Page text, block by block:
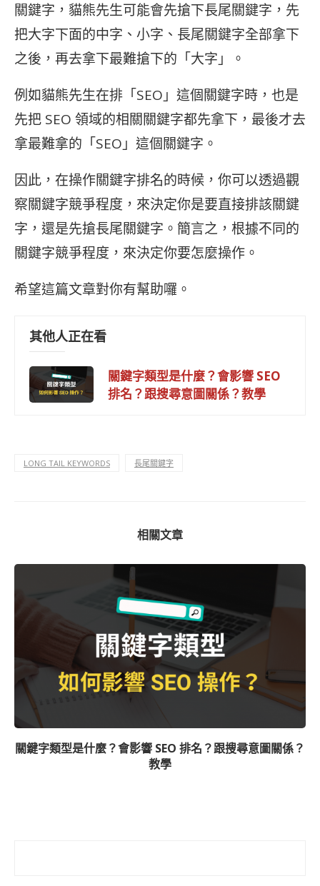
關鍵字，貓熊先生可能會先搶下長尾關鍵字，先
把大字下面的中字、小字、長尾關鍵字全部拿下
之後，再去拿下最難搶下的「大字」。
例如貓熊先生在排「SEO」這個關鍵字時，也是
先把 SEO 領域的相關關鍵字都先拿下，最後才去
拿最難拿的「SEO」這個關鍵字。
因此，在操作關鍵字排名的時候，你可以透過觀
察關鍵字競爭程度，來決定你是要直接排該關鍵
字，還是先搶長尾關鍵字。簡言之，根據不同的
關鍵字競爭程度，來決定你要怎麼操作。
希望這篇文章對你有幫助囉。
其他人正在看
關鍵字類型是什麼？會影響 SEO
排名？跟搜尋意圖關係？教學
LONG TAIL KEYWORDS 長尾關鍵字
相關文章
關鍵字類型是什麼？會影響 SEO 排名？跟搜尋意圖關係？
教學